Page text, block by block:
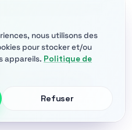
nous utilisons des
pour stocker et/ou
appareils. Politique de
Refuser